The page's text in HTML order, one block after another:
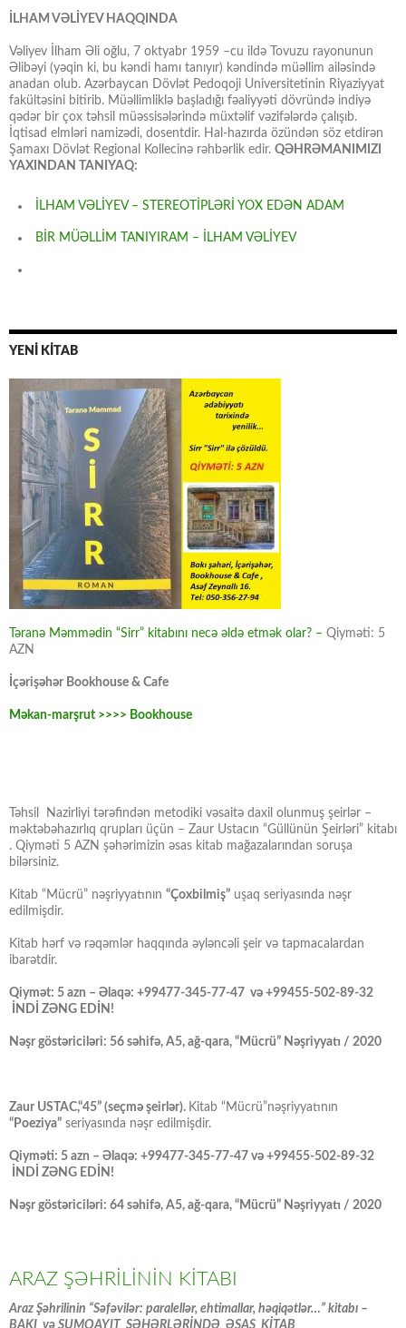
İLHAM VƏLİYEV HAQQINDA
Vəliyev İlham Əli oğlu, 7 oktyabr 1959 –cu ildə Tovuzu rayonunun
Əlibəyi (yəqin ki, bu kəndi hamı tanıyır) kəndində müəllim ailəsində
anadan olub. Azərbaycan Dövlət Pedoqoji Universitetinin Riyaziyyat
fakültəsini bitirib. Müəllimliklə başladığı fəaliyyəti dövründə indiyə
qədər bir çox təhsil müəssisələrində müxtəlif vəzifələrdə çalışıb.
İqtisad elmləri namizədi, dosentdir. Hal-hazırda özündən söz etdirən
Şamaxı Dövlət Regional Kollecinə rəhbərlik edir. QƏHRƏMANIMIZI
YAXINDAN TANIYAQ:
İLHAM VƏLİYEV – STEREOTİPLƏRİ YOX EDƏN ADAM
BİR MÜƏLLİM TANIYIRAM – İLHAM VƏLİYEV
YENİ KİTAB
Təranə Məmmədin “Sirr” kitabını necə əldə etmək olar? – Qiyməti: 5
AZN
İçərişəhər Bookhouse & Cafe
Məkan-marşrut >>>> Bookhouse
Təhsil Nazirliyi tərəfindən metodiki vəsaitə daxil olunmuş şeirlər –
məktəbəhazırlıq qrupları üçün – Zaur Ustacın “Güllünün Şeirləri” kitabı
. Qiyməti 5 AZN şəhərimizin əsas kitab mağazalarından soruşa
bilərsiniz.
Kitab “Mücrü” nəşriyyatının “Çoxbilmiş” uşaq seriyasında nəşr
edilmişdir.
Kitab hərf və rəqəmlər haqqında əyləncəli şeir və tapmacalardan
ibarətdir.
Qiymət: 5 azn – Əlaqə: +99477-345-77-47 və +99455-502-89-32
İNDİ ZƏNG EDİN!
Nəşr göstəriciləri: 56 səhifə, A5, ağ-qara, “Mücrü” Nəşriyyatı / 2020
Zaur USTAC,“45” (seçmə şeirlər). Kitab “Mücrü”nəşriyyatının
“Poeziya” seriyasında nəşr edilmişdir.
Qiyməti: 5 azn – Əlaqə: +99477-345-77-47 və +99455-502-89-32
İNDİ ZƏNG EDİN!
Nəşr göstəriciləri: 64 səhifə, A5, ağ-qara, “Mücrü” Nəşriyyatı / 2020
ARAZ ŞƏHRİLİNİN KİTABI
Araz Şəhrilinin “Səfəvilər: paralellər, ehtimallar, həqiqətlər…” kitabı –